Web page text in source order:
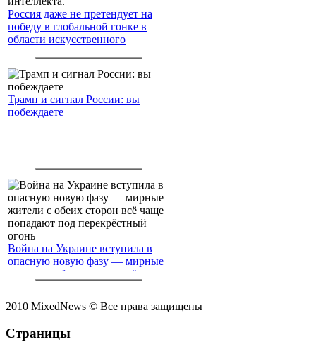
Россия даже не претендует на
победу в глобальной гонке в
области искусственного
Трамп и сигнал России: вы
побеждаете
Война на Украине вступила в
опасную новую фазу — мирные
жители с обеих сторон всё чаще
2010 MixedNews © Все права защищены
Страницы